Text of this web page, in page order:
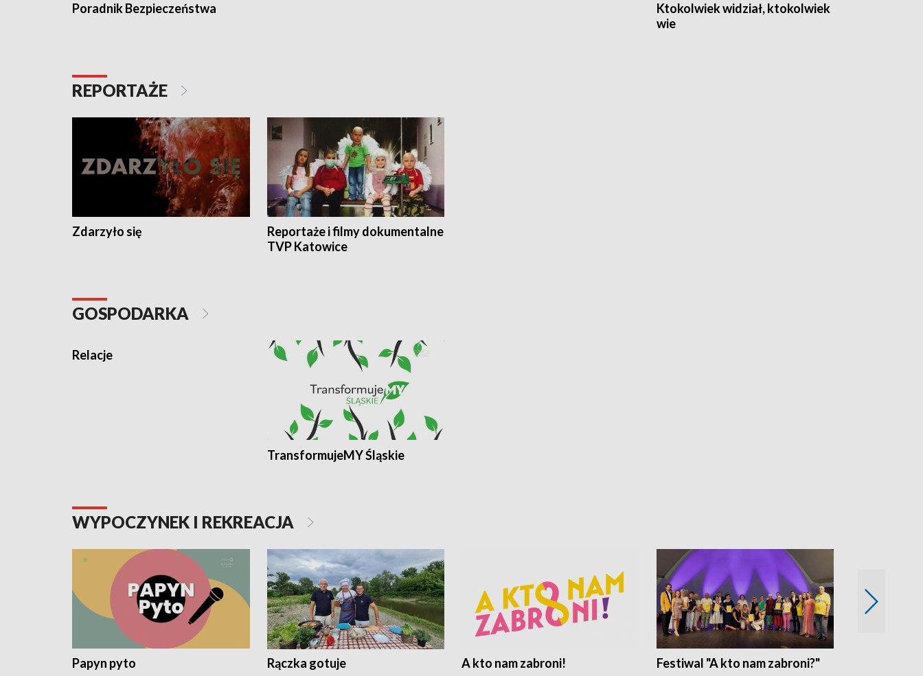
Poradnik Bezpieczeństwa
Ktokolwiek widział, ktokolwiek
wie
REPORTAŻE
Zdarzyło się
Reportaże i filmy dokumentalne
TVP Katowice
GOSPODARKA
Relacje
TransformujeMY Śląskie
WYPOCZYNEK I REKREACJA
Papyn pyto Rączka gotuje A kto nam zabroni! Festiwal "A kto nam zabroni?"